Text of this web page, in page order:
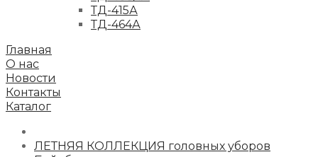
ТД-415А
ТД-464А
Главная
О нас
Новости
Контакты
Каталог
ЛЕТНЯЯ КОЛЛЕКЦИЯ головных уборов